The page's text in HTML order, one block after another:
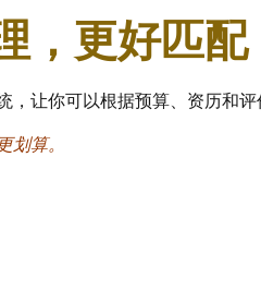
，更好匹配
，让你可以根据预算、资历和评
划算。